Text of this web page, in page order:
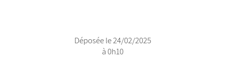
Déposée le 24/02/2025
à 0h10